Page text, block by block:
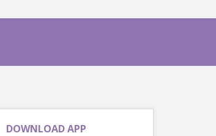
DOWNLOAD APP